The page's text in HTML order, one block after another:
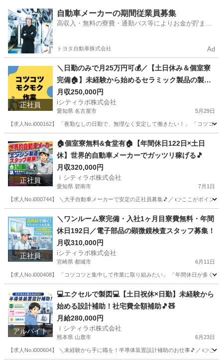
愛知 刈谷市 その他 未経験
自動車メーカーの期間従業員募集
高収入・無料の寮費・通勤バス等によりお金が貯まり
トヨタ自動車株式会社 Ad
正社員
＼日勤のみで月25万円可💰／【土日休み＆個室寮
完備🏠】未経験から始めるセラミック製品の製
造・検品スタッフ✨
月収250,000円
iシティラボ株式会社
愛知県 名古屋市 5月29日
【求人No.i000162】 「夜勤なしの日勤で、無理なく安定して働きたい！」 「コツコ
その他 未経験
正社員
🏠個室寮無料&食堂有🏠【年間休日122日×土日
休】世界的自動車メーカーでガッツリ稼げる🎵
月収320,000円
ｉシティラボ株式会社
愛知県 碧南市 7月1日
【求人No.i000744】 ＼大手自動車メーカーで安定の正社員募集🎵／ 👉ここがポイン
正社員
＼ワンルーム寮完備・入社1ヶ月目寮費無料・年間
休日192日／電子部品の顕微鏡検査スタッフ募集！
月収310,000円
iシティラボ株式会社
宮崎県 都城市 6月11日
【求人No.i000408】 「コツコツと集中して作業に取り組みたい」 「年間休日が多く
その他 電子部品
アルバイト
💻エクセルで製図💻【土日祝休×日勤】未経験から
始める設計補助！社宅費全額補助🎵🧸
月給280,000円
ｉシティラボ株式会社
熊本県 山鹿市 6月23日
【求人No.i000604】 ＼未経験から手に職を！半導体装置設計補助のお仕事🎵／ 👉こ